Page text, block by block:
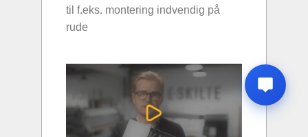
til f.eks. montering indvendig på
rude